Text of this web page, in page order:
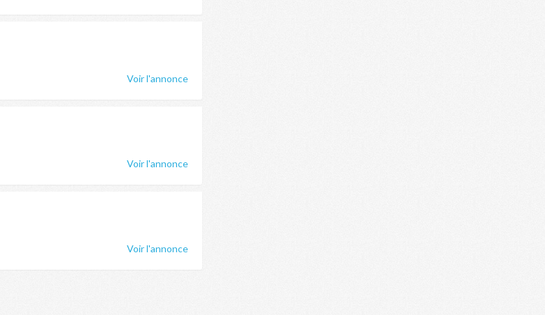
Voir l'annonce
Voir l'annonce
Voir l'annonce